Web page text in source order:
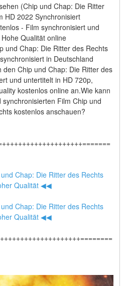
(Chip und Chap: Die Ritter
HD 2022 Synchronisiert
- Film synchronisiert und
Qualität online
und Chap: Die Ritter des Rechts
in Deutschland
den Chip und Chap: Die Ritter des
und untertitelt in HD 720p,
kostenlos online an.Wie kann
Film Chip und
kostenlos anschauen?
Chap: Die Ritter des Rechts
Qualität ◀◀
Chap: Die Ritter des Rechts
Qualität ◀◀